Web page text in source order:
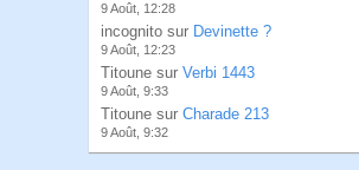
9 Août, 12:28
incognito sur Devinette ?
9 Août, 12:23
Titoune sur Verbi 1443
9 Août, 9:33
Titoune sur Charade 213
9 Août, 9:32